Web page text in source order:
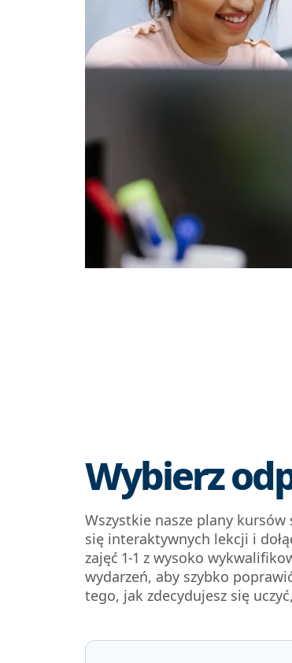
Wybierz
Wszystkie nasze plany
się interaktywnych lekcji i
zajęć 1-1 z wysoko
wydarzeń, aby szybko
tego, jak zdecydujesz się